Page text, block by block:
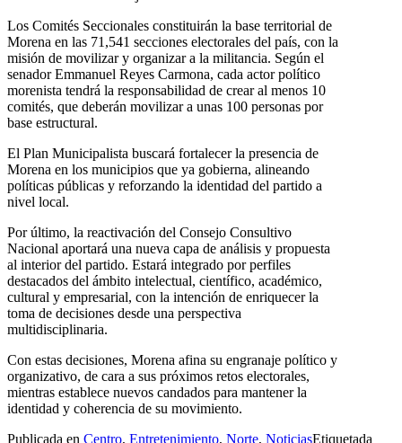
Los Comités Seccionales constituirán la base territorial de
Morena en las 71,541 secciones electorales del país, con la
misión de movilizar y organizar a la militancia. Según el
senador Emmanuel Reyes Carmona, cada actor político
morenista tendrá la responsabilidad de crear al menos 10
comités, que deberán movilizar a unas 100 personas por
base estructural.
El Plan Municipalista buscará fortalecer la presencia de
Morena en los municipios que ya gobierna, alineando
políticas públicas y reforzando la identidad del partido a
nivel local.
Por último, la reactivación del Consejo Consultivo
Nacional aportará una nueva capa de análisis y propuesta
al interior del partido. Estará integrado por perfiles
destacados del ámbito intelectual, científico, académico,
cultural y empresarial, con la intención de enriquecer la
toma de decisiones desde una perspectiva
multidisciplinaria.
Con estas decisiones, Morena afina su engranaje político y
organizativo, de cara a sus próximos retos electorales,
mientras establece nuevos candados para mantener la
identidad y coherencia de su movimiento.
Publicada en Centro, Entretenimiento, Norte, NoticiasEtiquetada